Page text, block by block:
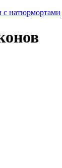
с натюрмортами